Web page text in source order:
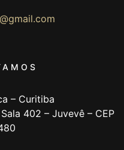
– Curitiba
402 – Juvevê – CEP